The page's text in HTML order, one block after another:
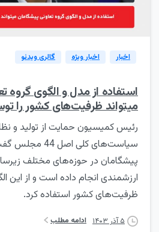
اخبار اخبار ویژه گالری ویدئو
استفاده از مدل و الگوی گروه
میتواند ظرفیت‌های کشور را
رئیس کمیسیون حمایت از تولید و
سیاست‌های کلی
پیشگامان در حوزه‌های مختلف
ارزشمندی انجام داده است و از این
ظرفیت‌های کشور استفاده کرد.
۵ آذر ۱۴۰۳ ادامه مطلب